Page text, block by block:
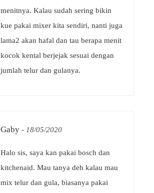
menitnya. Kalau sudah sering bikin
kue pakai mixer kita sendiri, nanti juga
lama2 akan hafal dan tau berapa menit
kocok kental berjejak sesuai dengan
jumlah telur dan gulanya.
Gaby - 18/05/2020
Halo sis, saya kan pakai bosch dan
kitchenaid. Mau tanya deh kalau mau
mix telur dan gula, biasanya pakai